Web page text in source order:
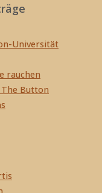
Universität
rauchen
Button